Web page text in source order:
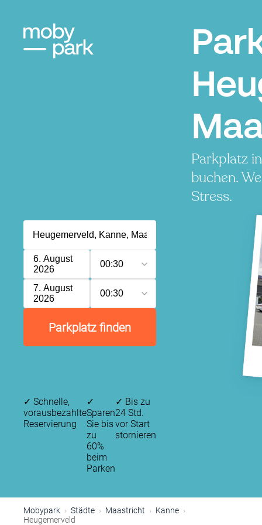
Parkplatz
buchen.
Stress.
6. August
2026
00:30
7. August
2026
00:30
Parkplatz finden
✓ Schnelle,
vorausbezahlte
Reservierung
✓
Sparen
Sie bis
zu
60%
beim
Parken
✓ Bis zu
24 Std.
vor Start
stornieren
Mobypark Städte Maastricht
Kanne
Heugemerveld